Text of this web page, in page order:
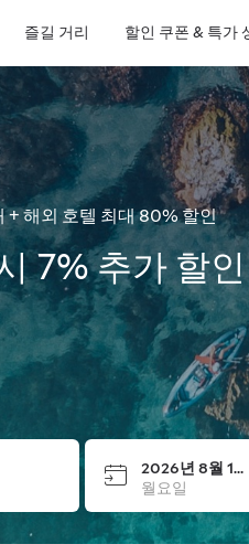
즐길 거리 할인 쿠폰 & 특가
+ 해외 호텔 최대 80% 할인
7% 추가 할
2026년 8월 17일
월요일